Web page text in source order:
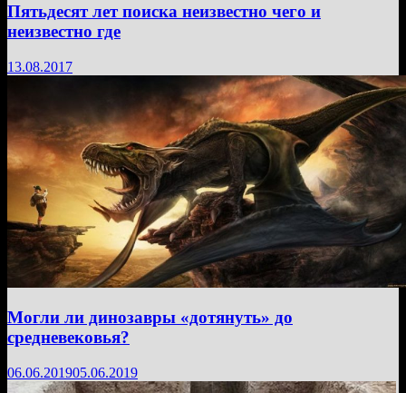
Пятьдесят лет поиска неизвестно чего и
неизвестно где
13.08.2017
Могли ли динозавры «дотянуть» до
средневековья?
06.06.201905.06.2019